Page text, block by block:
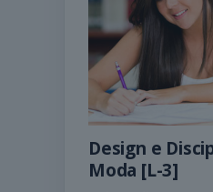
Design e
Moda [L-3]